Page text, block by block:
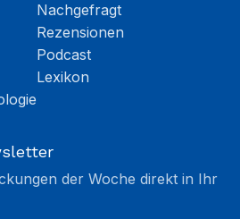
Nachgefragt
Rezensionen
Podcast
Lexikon
der Woche direkt in Ihr